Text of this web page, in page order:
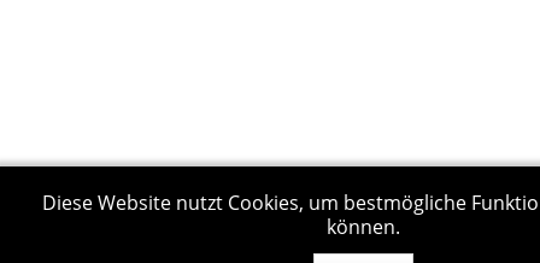
Diese Website nutzt Cookies, um bestmögliche
können.